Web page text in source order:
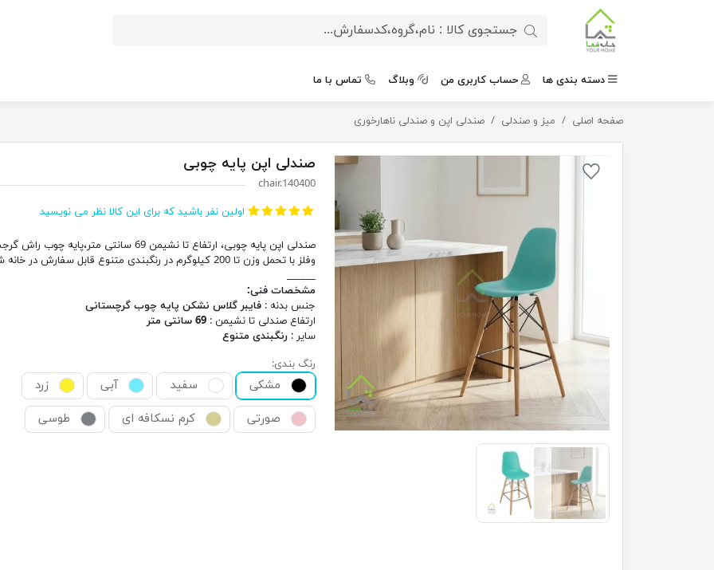
دسته بندی ها حساب کاربری من وبلاگ تماس با ما
صفحه اصلی میز و صندلی صندلی اپن و صندلی ناهارخوری صندلی اپن پایه چوبی
صندلی اپن پایه چوبی
chair.140400
اولین نفر باشید که برای این کالا نظر می نویسید
صندلی اپن پایه چوبی، ارتفاع تا نشیمن 69 سانتی متر،پایه چوب
وفلز با تحمل وزن تا 200 کیلوگرم در رنگبندی متنوع قابل سفارش در خانه شما.
______
مشخصات فنی:
جنس بدنه : فایبر گلاس نشکن پایه چوب گرچستانی
ارتفاع صندلی تا نشیمن : 69 سانتی متر
سایر : رنگبندی متنوع
رنگ بندی:
مشکی سفید آبی
زرد
صورتی
کرم نسکافه ای طوسی